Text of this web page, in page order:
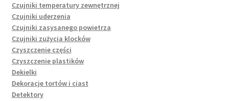
Czujniki temperatury zewnętrznej
Czujniki uderzenia
Czujniki zasysanego powietrza
Czujniki zużycia klocków
Czyszczenie części
Czyszczenie plastików
Dekielki
Dekoracje tortów i ciast
Detektory